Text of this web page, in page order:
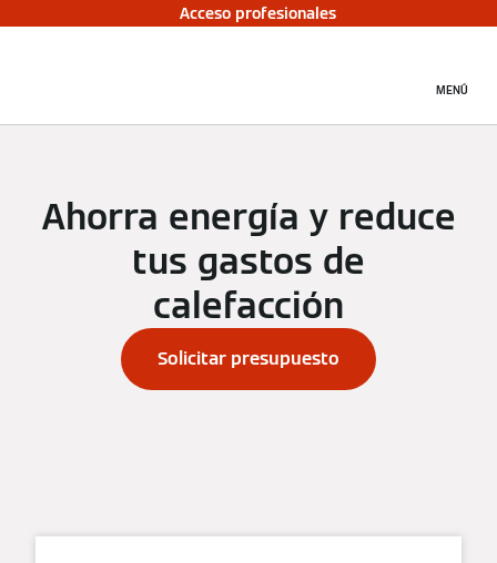
Acceso profesionales
MENÚ
Ahorra energía y reduce
tus gastos de
calefacción
Solicitar presupuesto